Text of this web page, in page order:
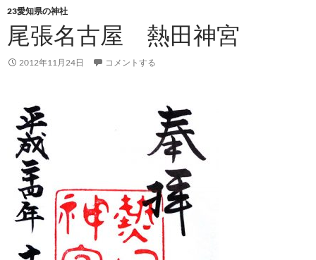
23愛知県の神社
尾張名古屋 熱田神宮
2012年11月24日 コメントする